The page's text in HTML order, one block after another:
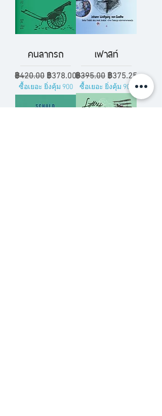
คนลากรถ
ราคาปกติ
฿420.00 ราคาขายลด
฿378.00
ซื้อเยอะ ยิ่งคุ้ม 900
เฟาสท์
ราคาปกติ
฿395.00 ราคาขายลด
฿375.25
ซื้อเยอะ ยิ่งคุ้ม 900